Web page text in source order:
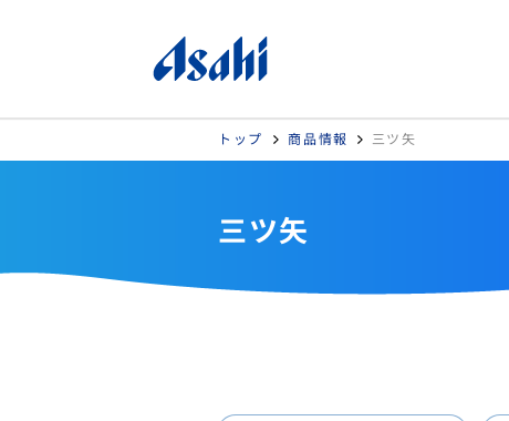
トップ 商品情報 三ツ矢
三ツ矢